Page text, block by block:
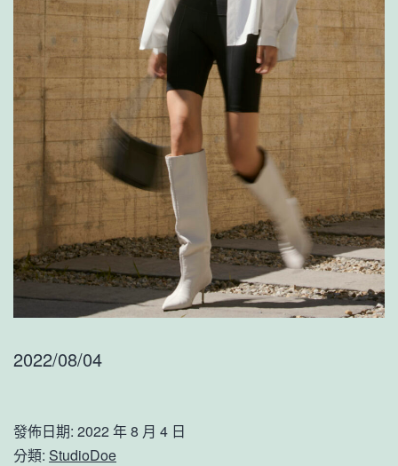
2022/08/04
發佈日期: 2022 年 8 月 4 日
分類: StudioDoe